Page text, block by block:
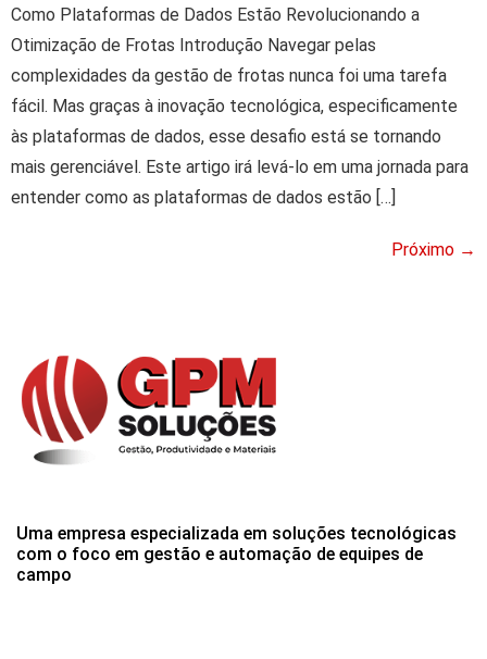
Como Plataformas de Dados Estão Revolucionando a
Otimização de Frotas Introdução Navegar pelas
complexidades da gestão de frotas nunca foi uma tarefa
fácil. Mas graças à inovação tecnológica, especificamente
às plataformas de dados, esse desafio está se tornando
mais gerenciável. Este artigo irá levá-lo em uma jornada para
entender como as plataformas de dados estão […]
Próximo →
Uma empresa especializada em soluções tecnológicas
com o foco em gestão e automação de equipes de
campo